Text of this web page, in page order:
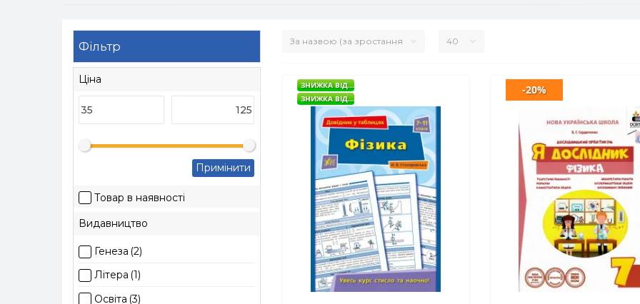
Фільтр
Ціна
Примінити
Товар в наявності
Видавництво
Генеза (2)
Літера (1)
Освіта (3)
ЗНИЖКА ВІД...
ЗНИЖКА ВІД...
-20%